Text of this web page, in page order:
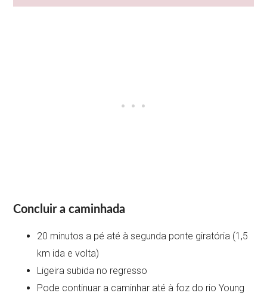
Concluir a caminhada
20 minutos a pé até à segunda ponte giratória (1,5
km ida e volta)
Ligeira subida no regresso
Pode continuar a caminhar até à foz do rio Young